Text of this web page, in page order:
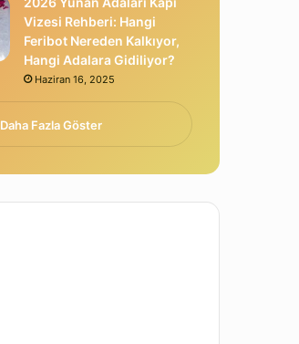
Vizesi Rehberi: Hangi
Feribot Nereden Kalkıyor,
Hangi Adalara Gidiliyor?
Haziran 16, 2025
Daha Fazla Göster